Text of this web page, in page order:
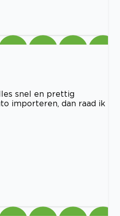
snel en prettig
importeren, dan raad ik